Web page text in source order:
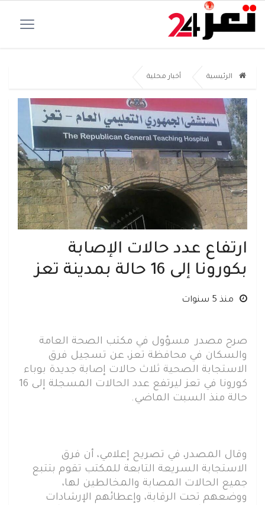
الرئيسية أخبار محلية
ارتفاع عدد حالات الإصابة
بكورونا إلى 16 حالة بمدينة تعز
منذ 5 سنوات
صرح مصدر مسؤول في مكتب الصحة العامة
والسكان في محافظة تعز، عن تسجيل فرق
الاستجابة الصحية ثلاث حالات إصابة جديدة بوباء
كورونا في تعز ليرتفع عدد الحالات المسجلة إلى 16
حالة منذ السبت الماضي.
وقال المصدر، في تصريح إعلامي، أن فرق
الاستجابة السريعة التابعة للمكتب تقوم بتتبع
جميع الحالات المصابة والمخالطين لها،
ووضعهم تحت الرقابة، وإعطائهم الإرشادات